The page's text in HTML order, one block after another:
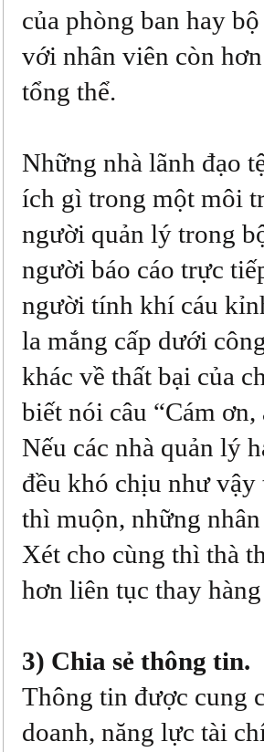
của phòng ban hay
với nhân viên còn
tổng thể.
Những nhà lãnh đạo
ích gì trong một môi
người quản lý trong
người báo cáo trực
người tính khí cáu
la mắng cấp dưới
khác về thất bại của
biết nói câu “Cám
Nếu các nhà quản lý
đều khó chịu như
thì muộn, những
Xét cho cùng thì thà
hơn liên tục thay
3) Chia sẻ thông tin.
Thông tin được cung
doanh, năng lực tài